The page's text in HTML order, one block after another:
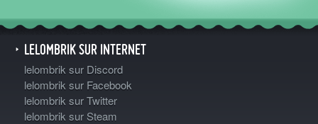
LELOMBRIK SUR INTERNET
lelombrik sur Discord
lelombrik sur Facebook
lelombrik sur Twitter
lelombrik sur Steam